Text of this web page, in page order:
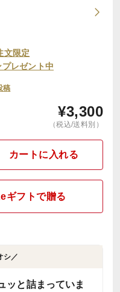
文限定
レゼント中
稿
¥3,300
（税込/送料別）
カートに入れる
ギフトで贈る
シ／
ッと詰まっていま